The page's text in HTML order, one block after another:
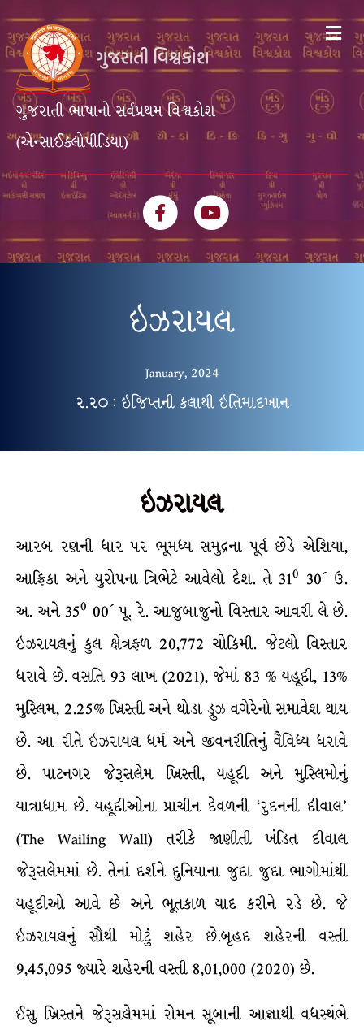
ગુજરાતી ભાષાનો સર્વપ્રથમ વિશ્વકોશ
(એન્સાઈક્લોપીડિયા)
FacebookYoutube
ઇઝરાયલ
January, 2024
૨.૨૦ : ઇજિપ્તની કલાથી ઇતિમાદખાન
ઇઝરાયલ
આરબ રણની ધાર પર ભૂમધ્ય સમુદ્રના પૂર્વ છેડે એશિયા,
આફ્રિકા અને યુરોપના ત્રિભેટે આવેલો દેશ. તે 310 30´ ઉ.
અ. અને 350 00´ પૂ. રે. આજુબાજુનો વિસ્તાર આવરી લે છે.
ઇઝરાયલનું કુલ ક્ષેત્રફળ 20,772 ચોકિમી. જેટલો વિસ્તાર
ધરાવે છે. વસતિ 93 લાખ (2021), જેમાં 83 % યહૂદી, 13%
મુસ્લિમ, 2.25% ખ્રિસ્તી અને થોડા ડ્રુઝ વગેરેનો સમાવેશ થાય
છે. આ રીતે ઇઝરાયલ ધર્મ અને જીવનરીતિનું વૈવિધ્ય ધરાવે
છે. પાટનગર જેરૂસલેમ ખ્રિસ્તી, યહૂદી અને મુસ્લિમોનું
યાત્રાધામ છે. યહૂદીઓના પ્રાચીન દેવળની ‘રુદનની દીવાલ’
(The Wailing Wall) તરીકે જાણીતી ખંડિત દીવાલ
જેરૂસલેમમાં છે. તેનાં દર્શને દુનિયાના જુદા જુદા ભાગોમાંથી
યહૂદીઓ આવે છે અને ભૂતકાળ યાદ કરીને રડે છે. જે
ઇઝરાયલનું સૌથી મોટું શહેર છે.બૃહદ શહેરની વસ્તી
9,45,095 જ્યારે શહેરની વસ્તી 8,01,000 (2020) છે.
ઈસુ ખ્રિસ્તને જેરૂસલેમમાં રોમન સૂબાની આજ્ઞાથી વધસ્થંભે